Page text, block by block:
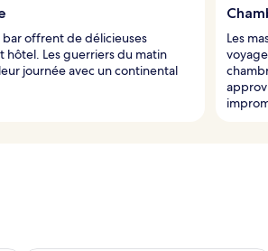
offrent de délicieuses
hôtel. Les guerriers du matin
journée avec un continental
Les